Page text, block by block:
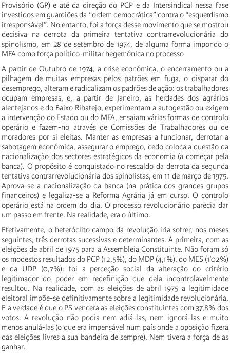
Provisório (GP) e até da direção do PCP e da Intersindical nessa fase
investidos em guardiões da “ordem democrática” contra o “esquerdismo
irresponsável”. No entanto, foi a força desse movimento que se mostrou
decisiva na derrota da primeira tentativa contrarrevolucionária do
spinolismo, em 28 de setembro de 1974, de alguma forma impondo o
MFA como força político-militar hegemónica no processo
A partir de Outubro de 1974, a crise económica, o encerramento ou a
pilhagem de muitas empresas pelos patrões em fuga, o disparar do
desemprego, alteram e radicalizam os padrões de ação: os trabalhadores
ocupam empresas, e, a partir de Janeiro, as herdades dos agrários
alentejanos e do Baixo Ribatejo, experimentam a autogestão ou exigem
a intervenção do Estado ou do MFA, ensaiam várias formas de controlo
operário e fazem-no através de Comissões de Trabalhadores ou de
moradores por si eleitas. Manter as empresas a funcionar, derrotar a
sabotagem económica, assegurar o emprego, cedo coloca a questão da
nacionalização dos sectores estratégicos da economia (a começar pela
banca). O propósito é conquistado no rescaldo da derrota da segunda
tentativa contrarrevolucionária dos spinolistas, em 11 de março de 1975.
Aprova-se a nacionalização da banca (na prática dos grandes grupos
financeiros) e legaliza-se a Reforma Agrária já em curso. O controlo
operário está na ordem do dia. O processo revolucionário parecia dar
um passo em frente. Na realidade, era o último.
Efetivamente, o heteróclito campo da revolução iria sofrer, nos meses
seguintes, três derrotas sucessivas e determinantes. A primeira, com as
eleições de abril de 1975 para a Assembleia Constituinte. Não foram só
os modestos resultados do PCP (12,5%), do MDP (4,1%), do MES (1’02%)
e da UDP (0,7%): foi a perceção social da alteração do critério
legitimador do poder em redefinição que dela incontrolavelmente
resultou. Na realidade, com as eleições de abril 1975 a legitimidade
eleitoral impõe-se definitivamente sobre a legitimidade revolucionária.
E a verdade é que o PS vencera as eleições constituintes com 37,8% dos
votos. A revolução não podia nem adiá-las, nem ignorá-las e muito
menos anulá-las (o que era impensável num país onde a oposição fizera
das eleições livres a sua bandeira de sempre). Nem tivera a força de as
ganhar.